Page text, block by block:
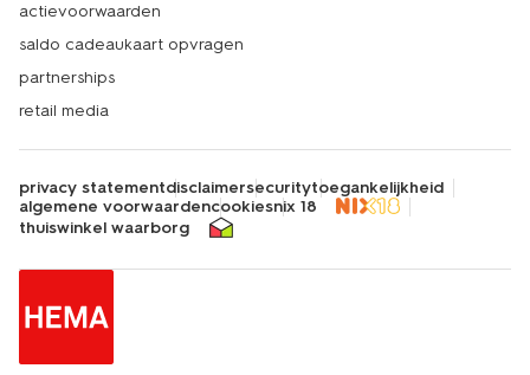
actievoorwaarden
saldo cadeaukaart opvragen
partnerships
retail media
privacy statementdisclaimersecuritytoegankelijkheid
algemene voorwaardencookiesnix 18
thuiswinkel waarborg